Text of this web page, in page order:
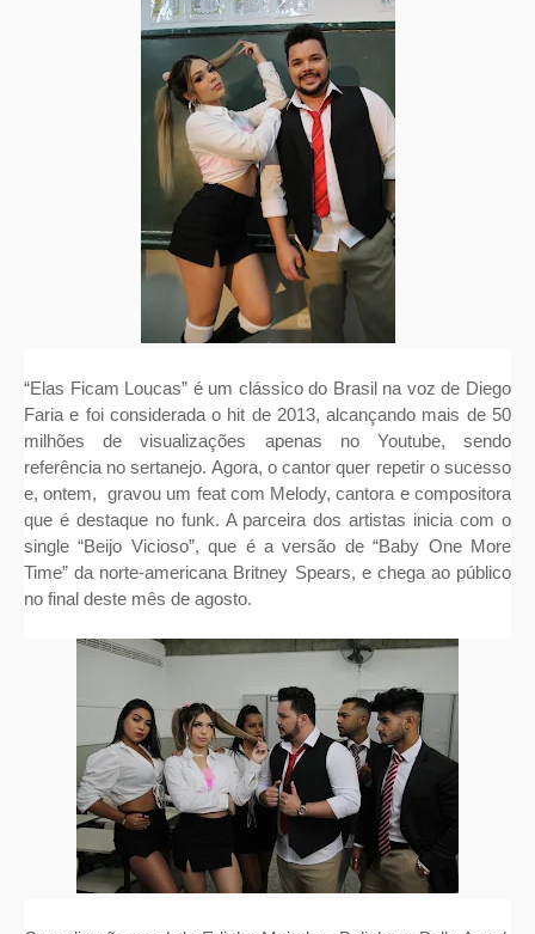
“Elas Ficam Loucas” é um clássico do Brasil na voz de Diego
Faria e foi considerada o hit de 2013, alcançando mais de 50
milhões de visualizações apenas no Youtube, sendo
referência no sertanejo. Agora, o cantor quer repetir o sucesso
e, ontem, gravou um feat com Melody, cantora e compositora
que é destaque no funk. A parceira dos artistas inicia com o
single “Beijo Vicioso”, que é a versão de “Baby One More
Time” da norte-americana Britney Spears, e chega ao público
no final deste mês de agosto.